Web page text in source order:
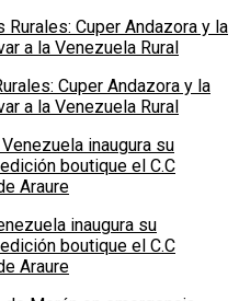
Cuper Andazora y la
a la Venezuela Rural
inaugura su
boutique el C.C
Araure